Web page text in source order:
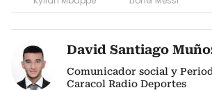
David Santiago
Comunicador social y
Caracol Radio Deportes